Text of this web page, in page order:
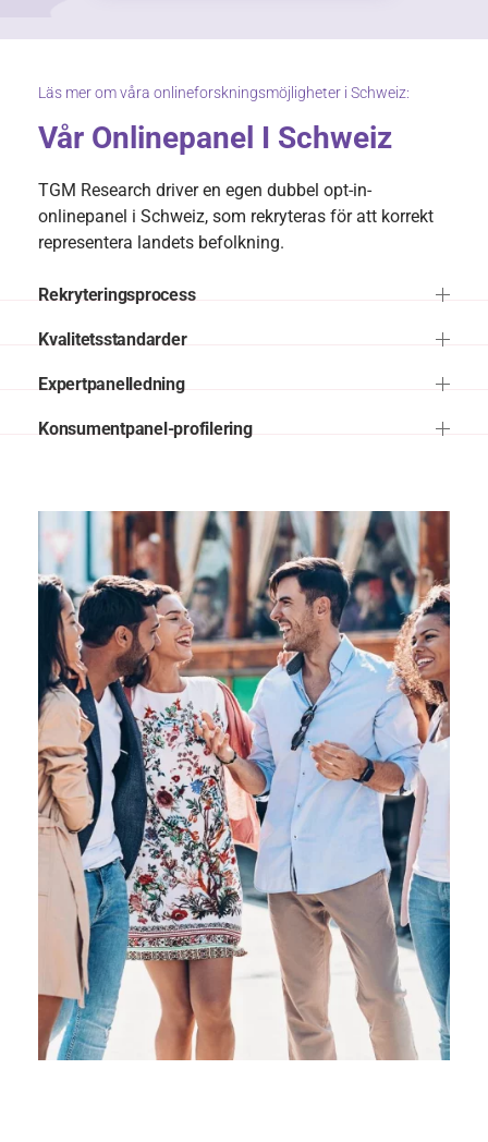
Läs mer om våra onlineforskningsmöjligheter i Schweiz:
Vår Onlinepanel I Schweiz
TGM Research driver en egen dubbel opt-in-
onlinepanel i Schweiz, som rekryteras för att korrekt
representera landets befolkning.
Rekryteringsprocess
Kvalitetsstandarder
Expertpanelledning
Konsumentpanel-profilering